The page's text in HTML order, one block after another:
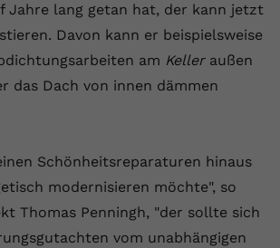
Jahre lang getan hat, der kann jetzt
Davon kann er beispielsweise
am Kelleraußen
das Dach von innen dämmen
Schönheitsreparaturen hinaus
modernisieren möchte", so
Thomas Penningh, "der sollte sich
vom unabhängigen
Youtube.com
YouTube setzt diesen Cookie, um die